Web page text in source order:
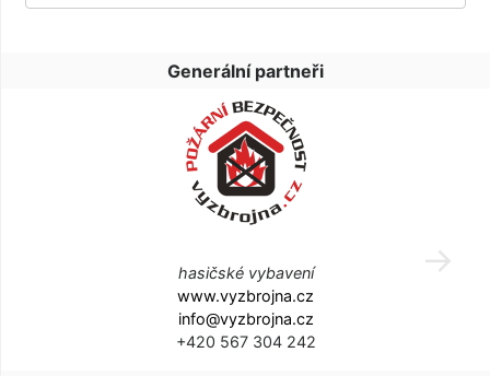
Generální partneři
hasičské vybavení
www.vyzbrojna.cz
info@vyzbrojna.cz
+420 567 304 242